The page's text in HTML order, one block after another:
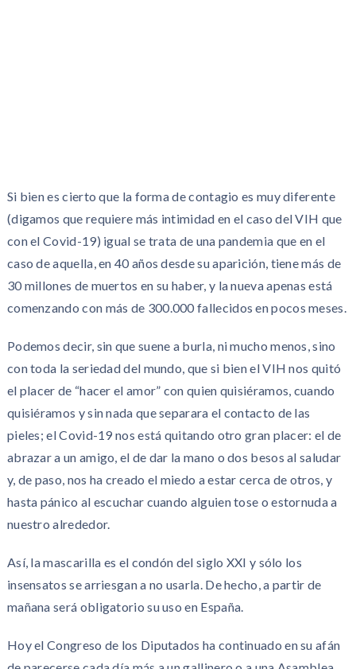
Si bien es cierto que la forma de contagio es muy diferente
(digamos que requiere más intimidad en el caso del VIH que
con el Covid-19) igual se trata de una pandemia que en el
caso de aquella, en 40 años desde su aparición, tiene más de
30 millones de muertos en su haber, y la nueva apenas está
comenzando con más de 300.000 fallecidos en pocos meses.
Podemos decir, sin que suene a burla, ni mucho menos, sino
con toda la seriedad del mundo, que si bien el VIH nos quitó
el placer de “hacer el amor” con quien quisiéramos, cuando
quisiéramos y sin nada que separara el contacto de las
pieles; el Covid-19 nos está quitando otro gran placer: el de
abrazar a un amigo, el de dar la mano o dos besos al saludar
y, de paso, nos ha creado el miedo a estar cerca de otros, y
hasta pánico al escuchar cuando alguien tose o estornuda a
nuestro alrededor.
Así, la mascarilla es el condón del siglo XXI y sólo los
insensatos se arriesgan a no usarla. De hecho, a partir de
mañana será obligatorio su uso en España.
Hoy el Congreso de los Diputados ha continuado en su afán